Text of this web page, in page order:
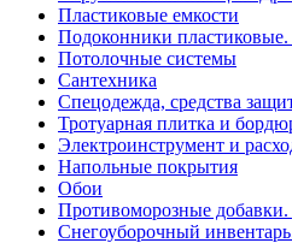
Пластиковые емкости
Подоконники
Потолочные системы
Сантехника
Спецодежда, средства
Тротуарная плитка и
Электроинструмент и
Напольные покрытия
Обои
Противоморозные
Снегоуборочный